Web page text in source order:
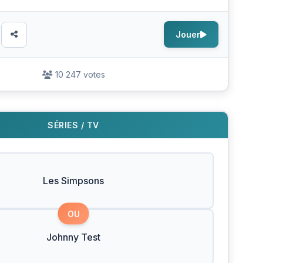
Jouer
10 247 votes
SÉRIES / TV
Les Simpsons
OU
Johnny Test